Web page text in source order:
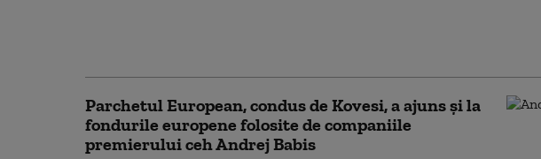
Parchetul European, condus de Kovesi, a ajuns și la
fondurile europene folosite de companiile
premierului ceh Andrej Babis